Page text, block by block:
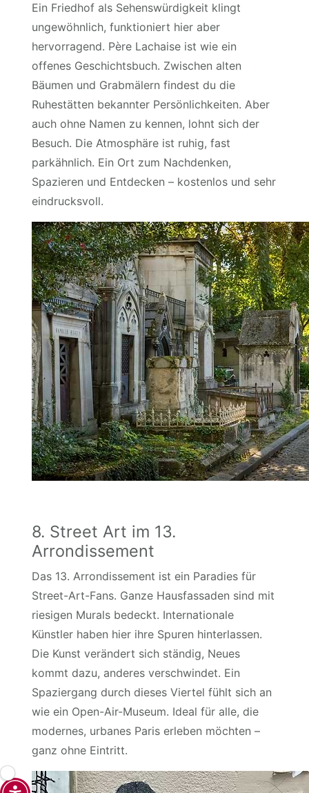
Ein Friedhof als Sehenswürdigkeit klingt
ungewöhnlich, funktioniert hier aber
hervorragend. Père Lachaise ist wie ein
offenes Geschichtsbuch. Zwischen alten
Bäumen und Grabmälern findest du die
Ruhestätten bekannter Persönlichkeiten. Aber
auch ohne Namen zu kennen, lohnt sich der
Besuch. Die Atmosphäre ist ruhig, fast
parkähnlich. Ein Ort zum Nachdenken,
Spazieren und Entdecken – kostenlos und sehr
eindrucksvoll.
8. Street Art im 13.
Arrondissement
Das 13. Arrondissement ist ein Paradies für
Street-Art-Fans. Ganze Hausfassaden sind mit
riesigen Murals bedeckt. Internationale
Künstler haben hier ihre Spuren hinterlassen.
Die Kunst verändert sich ständig, Neues
kommt dazu, anderes verschwindet. Ein
Spaziergang durch dieses Viertel fühlt sich an
wie ein Open-Air-Museum. Ideal für alle, die
modernes, urbanes Paris erleben möchten –
ganz ohne Eintritt.